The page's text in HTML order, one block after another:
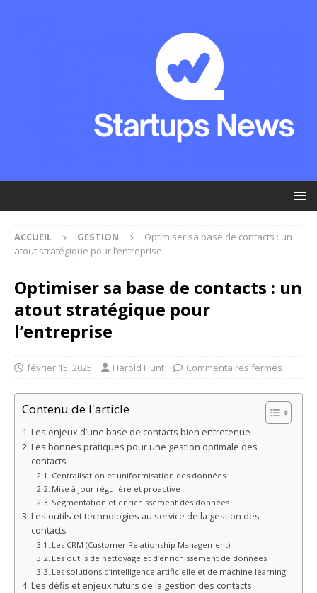
ACCUEIL GESTION
Optimiser sa base de contacts : un
atout stratégique pour l’entreprise
Optimiser sa base de contacts : un
atout stratégique pour
l’entreprise
février 15, 2025 Harold Hunt Commentaires fermés
Contenu de l'article
Les enjeux d’une base de contacts bien entretenue
Les bonnes pratiques pour une gestion optimale des
contacts
Centralisation et uniformisation des données
Mise à jour régulière et proactive
Segmentation et enrichissement des données
Les outils et technologies au service de la gestion des
contacts
Les CRM (Customer Relationship Management)
Les outils de nettoyage et d’enrichissement de données
Les solutions d’intelligence artificielle et de machine learning
Les défis et enjeux futurs de la gestion des contacts